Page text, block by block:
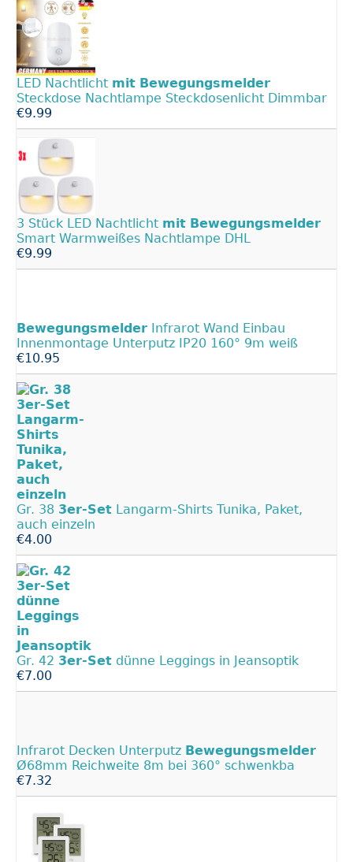
LED Nachtlicht mit Bewegungsmelder
Steckdose Nachtlampe Steckdosenlicht Dimmbar
€9.99
3 Stück LED Nachtlicht mit Bewegungsmelder
Smart Warmweißes Nachtlampe DHL
€9.99
Bewegungsmelder Infrarot Wand Einbau
Innenmontage Unterputz IP20 160° 9m weiß
€10.95
Gr. 38 3er-Set Langarm-Shirts Tunika, Paket,
auch einzeln
€4.00
Gr. 42 3er-Set dünne Leggings in Jeansoptik
€7.00
Infrarot Decken Unterputz Bewegungsmelder
Ø68mm Reichweite 8m bei 360° schwenkba
€7.32